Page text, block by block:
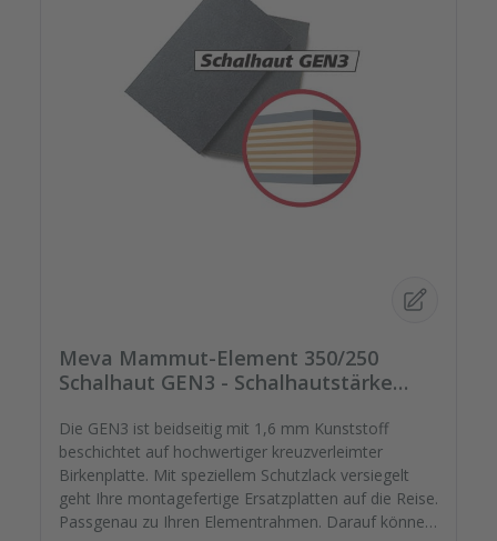
Meva Mammut-Element 350/250
Schalhaut GEN3 - Schalhautstärke
Die GEN3 ist beidseitig mit 1,6 mm Kunststoff
beschichtet auf hochwertiger kreuzverleimter
Birkenplatte. Mit speziellem Schutzlack versiegelt
geht Ihre montagefertige Ersatzplatten auf die Reise.
Passgenau zu Ihren Elementrahmen. Darauf können